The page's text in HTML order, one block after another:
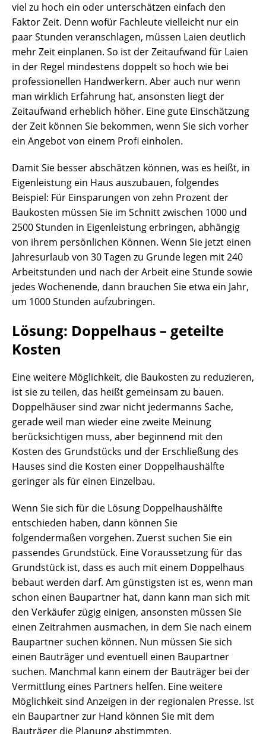
viel zu hoch ein oder unterschätzen einfach den
Faktor Zeit. Denn wofür Fachleute vielleicht nur ein
paar Stunden veranschlagen, müssen Laien deutlich
mehr Zeit einplanen. So ist der Zeitaufwand für Laien
in der Regel mindestens doppelt so hoch wie bei
professionellen Handwerkern. Aber auch nur wenn
man wirklich Erfahrung hat, ansonsten liegt der
Zeitaufwand erheblich höher. Eine gute Einschätzung
der Zeit können Sie bekommen, wenn Sie sich vorher
ein Angebot von einem Profi einholen.
Damit Sie besser abschätzen können, was es heißt, in
Eigenleistung ein Haus auszubauen, folgendes
Beispiel: Für Einsparungen von zehn Prozent der
Baukosten müssen Sie im Schnitt zwischen 1000 und
2500 Stunden in Eigenleistung erbringen, abhängig
von ihrem persönlichen Können. Wenn Sie jetzt einen
Jahresurlaub von 30 Tagen zu Grunde legen mit 240
Arbeitstunden und nach der Arbeit eine Stunde sowie
jedes Wochenende, dann brauchen Sie etwa ein Jahr,
um 1000 Stunden aufzubringen.
Lösung: Doppelhaus – geteilte
Kosten
Eine weitere Möglichkeit, die Baukosten zu reduzieren,
ist sie zu teilen, das heißt gemeinsam zu bauen.
Doppelhäuser sind zwar nicht jedermanns Sache,
gerade weil man wieder eine zweite Meinung
berücksichtigen muss, aber beginnend mit den
Kosten des Grundstücks und der Erschließung des
Hauses sind die Kosten einer Doppelhaushälfte
geringer als für einen Einzelbau.
Wenn Sie sich für die Lösung Doppelhaushälfte
entschieden haben, dann können Sie
folgendermaßen vorgehen. Zuerst suchen Sie ein
passendes Grundstück. Eine Voraussetzung für das
Grundstück ist, dass es auch mit einem Doppelhaus
bebaut werden darf. Am günstigsten ist es, wenn man
schon einen Baupartner hat, dann kann man sich mit
den Verkäufer zügig einigen, ansonsten müssen Sie
einen Zeitrahmen ausmachen, in dem Sie nach einem
Baupartner suchen können. Nun müssen Sie sich
einen Bauträger und eventuell einen Baupartner
suchen. Manchmal kann einem der Bauträger bei der
Vermittlung eines Partners helfen. Eine weitere
Möglichkeit sind Anzeigen in der regionalen Presse. Ist
ein Baupartner zur Hand können Sie mit dem
Bauträger die Planung abstimmten.